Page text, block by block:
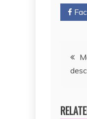
o
o
în